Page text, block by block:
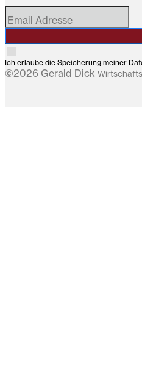
Ich erlaube die Speicherung meiner
©2026 Gerald Dick